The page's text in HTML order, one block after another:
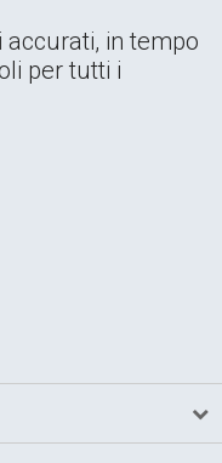
in tempo
per tutti i